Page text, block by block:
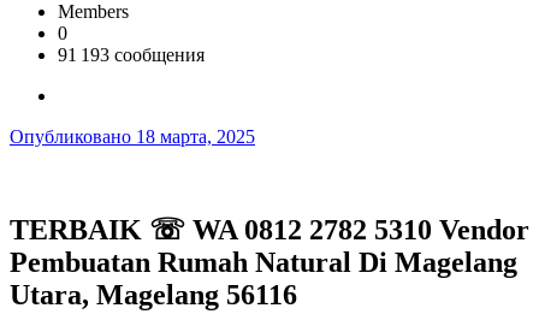
Members
0
91 193 сообщения
Опубликовано 18 марта, 2025
TERBAIK ☏ WA 0812 2782 5310 Vendor
Pembuatan Rumah Natural Di Magelang
Utara, Magelang 56116